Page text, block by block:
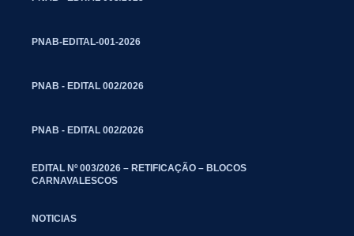
PNAB-EDITAL-001-2026
PNAB - EDITAL 002/2026
PNAB - EDITAL 002/2026
EDITAL Nº 003/2026 – RETIFICAÇÃO – BLOCOS
CARNAVALESCOS
NOTICIAS